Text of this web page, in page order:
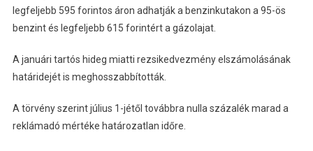
legfeljebb 595 forintos áron adhatják a benzinkutakon a 95-ös
benzint és legfeljebb 615 forintért a gázolajat.
A januári tartós hideg miatti rezsikedvezmény elszámolásának
határidejét is meghosszabbították.
A törvény szerint július 1-jétől továbbra nulla százalék marad a
reklámadó mértéke határozatlan időre.